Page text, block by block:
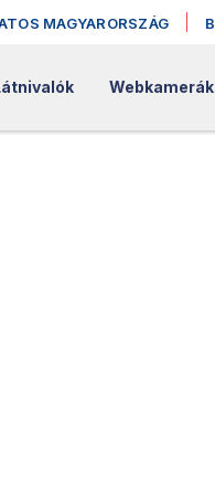
MAGYARORSZÁG
Webkamerák